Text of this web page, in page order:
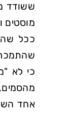
ששודד
מוסטים
ככל
כי לא
מהסמים,
אחד